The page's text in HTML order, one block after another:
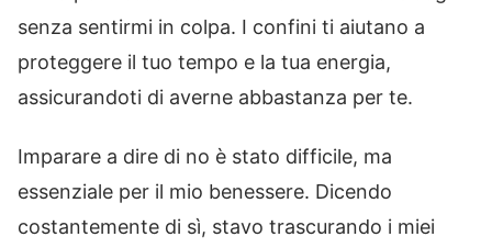
senza sentirmi in colpa. I confini ti aiutano a
proteggere il tuo tempo e la tua energia,
assicurandoti di averne abbastanza per te.
Imparare a dire di no è stato difficile, ma
essenziale per il mio benessere. Dicendo
costantemente di sì, stavo trascurando i miei